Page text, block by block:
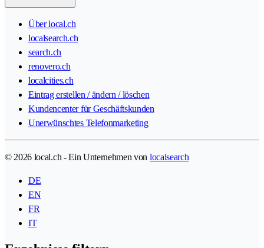
Über local.ch
localsearch.ch
search.ch
renovero.ch
localcities.ch
Eintrag erstellen / ändern / löschen
Kundencenter für Geschäftskunden
Unerwünschtes Telefonmarketing
© 2026 local.ch - Ein Unternehmen von localsearch
DE
EN
FR
IT